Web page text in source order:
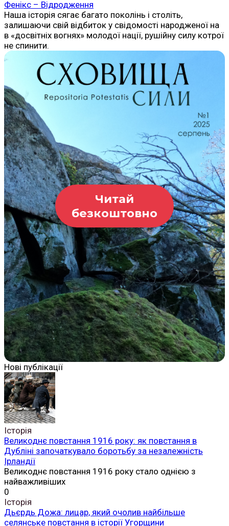
Фенікс – Відродження
Наша історія сягає багато поколінь і століть,
залишаючи свій відбиток у свідомості народженої на
в «досвітніх вогнях» молодої нації, рушійну силу котрої
не спинити.
Читай
безкоштовно
Нові публікації
Історія
Великоднє повстання 1916 року: як повстання в
Дубліні започаткувало боротьбу за незалежність
Ірландії
Великоднє повстання 1916 року стало однією з
найважливіших
0
Історія
Дьєрдь Дожа: лицар, який очолив найбільше
селянське повстання в історії Угорщини